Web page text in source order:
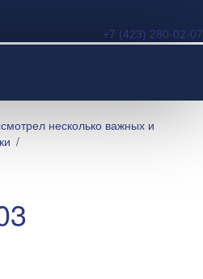
+7 (423) 280-02-07
несколько важных и